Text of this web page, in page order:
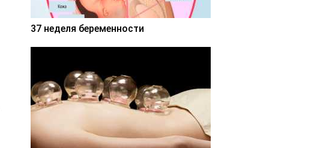
37 неделя беременности